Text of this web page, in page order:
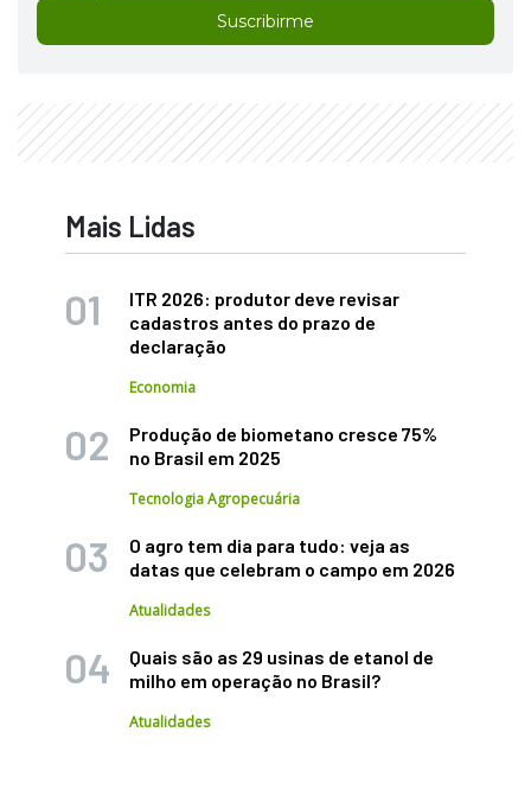
Suscribirme
Mais Lidas
ITR 2026: produtor deve revisar
cadastros antes do prazo de
declaração
Economia
Produção de biometano cresce 75%
no Brasil em 2025
Tecnologia Agropecuária
O agro tem dia para tudo: veja as
datas que celebram o campo em 2026
Atualidades
Quais são as 29 usinas de etanol de
milho em operação no Brasil?
Atualidades